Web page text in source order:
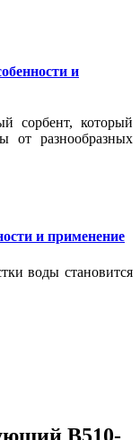
и
сорбент, который
от разнообразных
и применение
воды становится
В510-